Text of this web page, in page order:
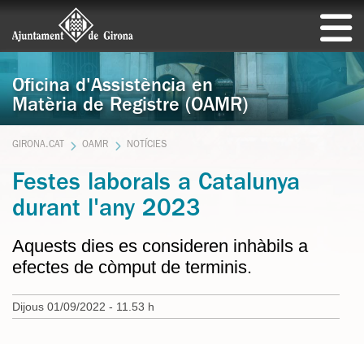
Oficina d'Assistència en
Matèria de Registre (OAMR)
GIRONA.CAT OAMR NOTÍCIES
Festes laborals a Catalunya
durant l'any 2023
Aquests dies es consideren inhàbils a
efectes de còmput de terminis.
Dijous 01/09/2022 - 11.53 h